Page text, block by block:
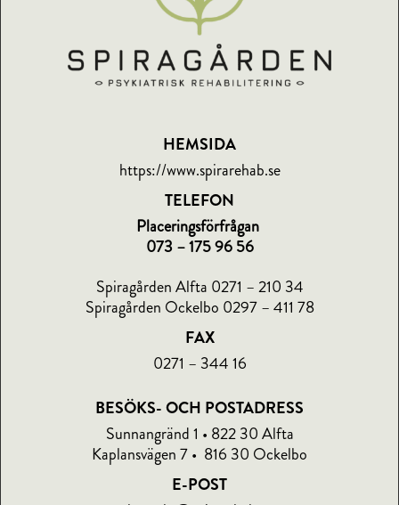
HEMSIDA
https://www.spirarehab.se
TELEFON
Placeringsförfrågan
073 – 175 96 56
Spiragården Alfta 0271 – 210 34
Spiragården Ockelbo 0297 – 411 78
FAX
0271 – 344 16
BESÖKS- OCH POSTADRESS
Sunnangränd 1 • 822 30 Alfta
Kaplansvägen 7 • 816 30 Ockelbo
E-POST